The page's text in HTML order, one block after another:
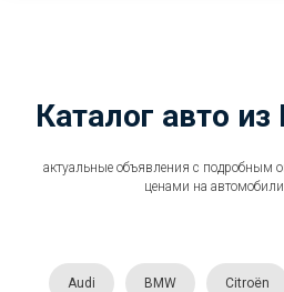
Каталог авто
актуальные объявления с подробным
ценами на
Audi BMW Citroën